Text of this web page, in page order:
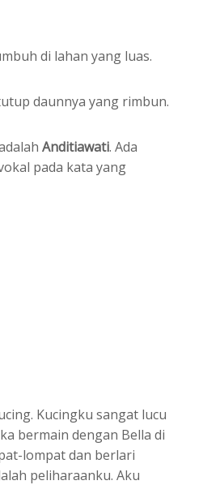
di lahan yang luas.
daunnya yang rimbun.
Anditiawati. Ada
pada kata yang
Kucingku sangat lucu
bermain dengan Bella di
lompat dan berlari
peliharaanku. Aku